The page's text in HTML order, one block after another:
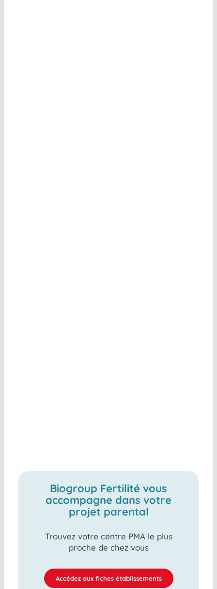
Biogroup Fertilité vous
accompagne dans votre
projet parental
Trouvez votre centre PMA le plus
proche de chez vous
Accédez aux fiches établissements